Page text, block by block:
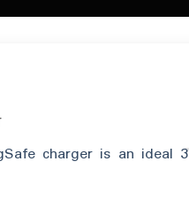
charger is an